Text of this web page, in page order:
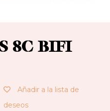
8C BIFI
Añadir a la lista de
deseos